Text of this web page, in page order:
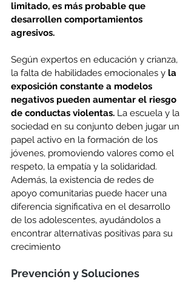
limitado, es más probable que
desarrollen comportamientos
agresivos.
Según expertos en educación y crianza,
la falta de habilidades emocionales y la
exposición constante a modelos
negativos pueden aumentar el riesgo
de conductas violentas. La escuela y la
sociedad en su conjunto deben jugar un
papel activo en la formación de los
jóvenes, promoviendo valores como el
respeto, la empatía y la solidaridad.
Además, la existencia de redes de
apoyo comunitarias puede hacer una
diferencia significativa en el desarrollo
de los adolescentes, ayudándolos a
encontrar alternativas positivas para su
crecimiento
Prevención y Soluciones